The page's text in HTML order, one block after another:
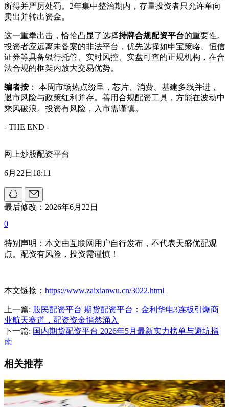
所得并严厉处罚。2年集中整治期内，存量投资者只允许单向
卖出并转出资金。
这一重拳出击，恰恰凸显了选择持牌合规配资平台的重要性。
投资者应远离未备案的非法平台，优先选择如申宝策略、恒信
证券等具备银行托管、实时风控、实盘可查的正规机构，在合
法合规的框架内放大交易优势。
编者按 ： 本周市场热点纷呈，芯片、消费、基建多线并进，
退市风险与政策红利并存。善用合规配资工具，方能在波动中
乘风破浪。投资有风险，入市需谨慎。
- THE END -
网上炒股配资平台
6月22日18:11
最后修改：2026年6月22日
0
特别声明：本文由互联网用户自行发布，不代表天盛优配观
点。配资有风险，投资需谨慎！
本文链接： https://www.zaixianwu.cn/3022.html
上一篇: 股民配资平台 期货配资平台：金利华电3连板引爆商
业航天赛道，配资资金悄然涌入
下一篇: 国内期货配资平台 2026年5月最新实力榜单与避坑指
南
相关推荐